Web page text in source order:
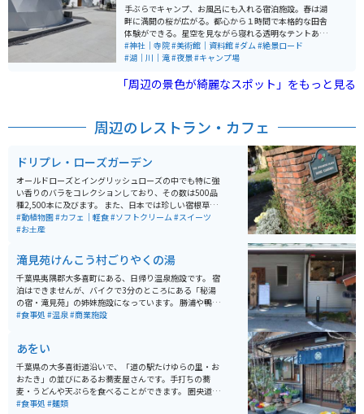
手ぶらでキャンプ、お風呂にも入れる宿泊施設。春は湖
畔に満開の桜が広がる。都心から１時間で本格的な田舎
体験ができる。星空を見ながら寝れる透明なテントあ
り！意外と知られていない穴場スポットでツーリングに
は最高のスポット。
#神社｜寺院#美術館｜資料館#ダム#絶景ロード
#湖｜川｜滝#夜景#キャンプ場
「周辺の景色が綺麗なスポット」をもっと見る
周辺のレストラン・カフェ
ドリプレ・ローズガーデン
オールドローズとイングリッシュローズの中でも特に強
い香りのバラをコレクションしており、その数は500品
種2,500本に及びます。 また、日本では珍しい宿根草も
あちこちに咲いています。元々この土地に植わっていた
大きくて見事な樹木を活かしたガーデン造りにも注目で
然のバラから作られた香水の香りが漂うお食事＆お飲み
物の図書館カフェもあり、庭園を眺めながらゆったりと
した時間を過ごせます。
#動植物園#カフェ｜軽食#ソフトクリーム#スイーツ
#お土産
滝見苑けんこう村ごりやくの湯
千葉県夷隅郡大多喜町にある、日帰り温泉施設です。 宿
泊はできませんが、バイクで3分のところにある「秘湯
の宿・滝見苑」の姉妹施設になっています。 勝浦や鴨川
からバイクで30分ほどの距離ですが、秘湯という表現が
しむこともできます。
#食事処 #温泉#商業施設
あをい
千葉県の大多喜街道沿いで、「道の駅たけゆらの里・お
おたき」の並びにあるお蕎麦屋さんです。手打ちの蕎
麦・うどんや天ぷらを食べることができます。 圏央道・
市原鶴舞インターと勝浦市街のちょうど中間ぐらいにあ
#食事処 #麺類